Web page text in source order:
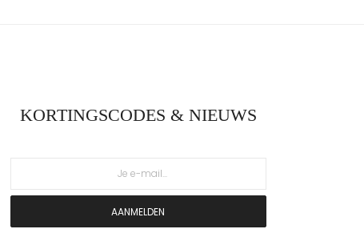
KORTINGSCODES & NIEUWS
AANMELDEN